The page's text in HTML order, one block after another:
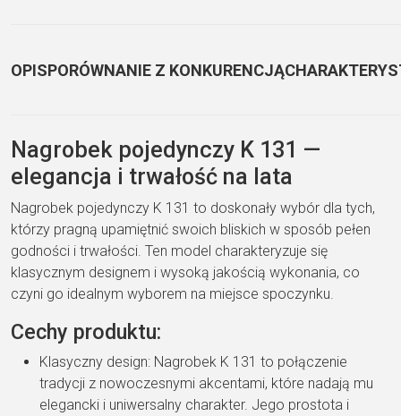
OPISPORÓWNANIE Z KONKURENCJĄ
Nagrobek pojedynczy K 131 —
elegancja i trwałość na lata
Nagrobek pojedynczy K 131 to doskonały wybór dla tych,
którzy pragną upamiętnić swoich bliskich w sposób pełen
godności i trwałości. Ten model charakteryzuje się
klasycznym designem i wysoką jakością wykonania, co
czyni go idealnym wyborem na miejsce spoczynku.
Cechy produktu:
Klasyczny design: Nagrobek K 131 to połączenie
tradycji z nowoczesnymi akcentami, które nadają mu
elegancki i uniwersalny charakter. Jego prostota i